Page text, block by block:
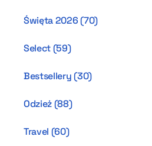
Święta 2026(70)
Select(59)
Bestsellery(30)
Odzież(88)
Travel (60)